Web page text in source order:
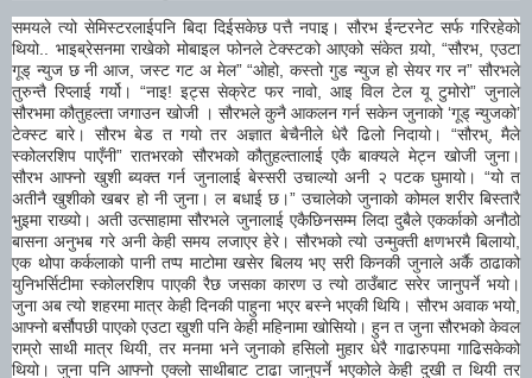
समयले त्यो सेमिस्टरलाईपनि बिदा दिईसकेछ पत्तै नपाइ। सौरभ ईन्टरनेट सर्फ गरिरहेको
थियो.. भाइब्रेसनमा राखेको मोबाइल फोनले टेक्स्टको आएको संकेत गर्‍यो, “सौरभ, एउटा
गूड् न्युज छ नी आज, जस्ट गट अ मेल” “ओहो, कस्तो गुड न्युज हो सेयर गर न” सौरभले
तुरुन्तै रिप्लाई गर्यो। “नाइ! इट्स सेक्रेट फर नावो, आइ विल टेल यू टुमोरो” जुनाले
सौरभमा कौतुहल्ता जगाउन खोजी । सौरभले कुनै आकलन गर्न सकेन जुनाको ‘गूड् न्युजको’
टेक्स्ट बारे। सौरभ बेड त गयो तर अज्ञात बेचैनीले धेरै ढिलो निदायो। “सौरभ्, मैले
स्कोलरशिप पाएँनी” रातभरको सौरभको कौतुहल्तालाई एकै बाक्यले मेट्न खोजी जुना।
सौरभ आफ्नो खुशी ब्यक्त गर्न जुनालाई बेस्सरी उचाल्यो अनी २ पटक घुमायो। “यो त
अतीनै खुशीको खबर हो नी जुना। ल बधाई छ।” उचालेको जुनाको कोमल शरीर बिस्तारै
भुइमा राख्यो। अती उत्साहामा सौरभले जुनालाई एकैछिनसम्म लिदा दुबैले एकर्काको अनौठो
बासना अनुभब गरे अनी केही समय लजाएर हेरे। सौरभको त्यो उन्मुक्ती क्षणभरमै बिलायो,
एक थोपा कर्कलाको पानी तप्प माटोमा खसेर बिलय भए सरी किनकी जुनाले अर्कै ठाढाको
युनिभर्सिटीमा स्कोलरशिप पाएकी रैछ जसका कारण उ त्यो ठाउँबाट सरेर जानुपर्ने भयो।
जुना अब त्यो शहरमा मात्र केही दिनकी पाहुना भएर बस्ने भएकी थियि। सौरभ अवाक भयो,
आफ्नो बर्सौपछी पाएको एउटा खुशी पनि केही महिनामा खोसियो। हुन त जुना सौरभको केवल
राम्रो साथी मात्र थियी, तर मनमा भने जुनाको हसिलो मुहार धेरै गाढारुपमा गाढिसकेको
थियो। जुना पनि आफ्नो एक्लो साथीबाट टाढा जानुपर्ने भएकोले केही दुखी त थियी तर